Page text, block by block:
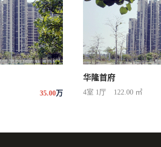
35.00万
华隆首府
4室 1厅 122.00 ㎡